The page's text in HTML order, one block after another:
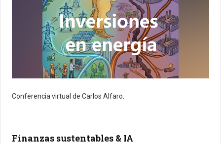
Conferencia virtual de Carlos Alfaro.
Finanzas sustentables & IA